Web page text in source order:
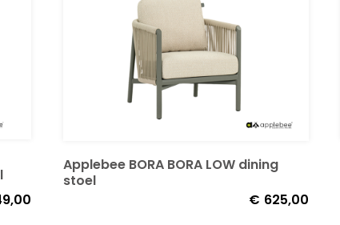
Applebee BORA BORA LOW dining
stoel
€ 625,00